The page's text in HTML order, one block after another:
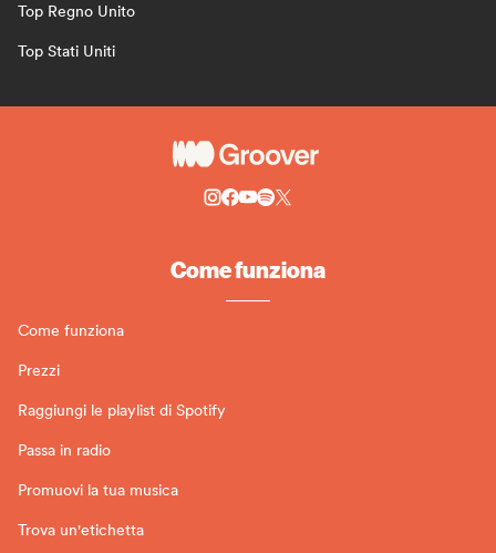
Top Regno Unito
Top Stati Uniti
Come funziona
Come funziona
Prezzi
Raggiungi le playlist di Spotify
Passa in radio
Promuovi la tua musica
Trova un'etichetta